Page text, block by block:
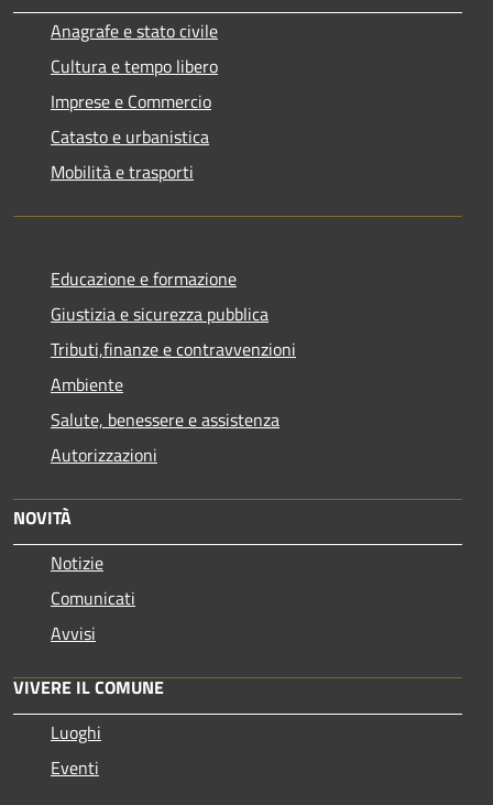
Anagrafe e stato civile
Cultura e tempo libero
Imprese e Commercio
Catasto e urbanistica
Mobilità e trasporti
Educazione e formazione
Giustizia e sicurezza pubblica
Tributi,finanze e contravvenzioni
Ambiente
Salute, benessere e assistenza
Autorizzazioni
NOVITÀ
Notizie
Comunicati
Avvisi
VIVERE IL COMUNE
Luoghi
Eventi